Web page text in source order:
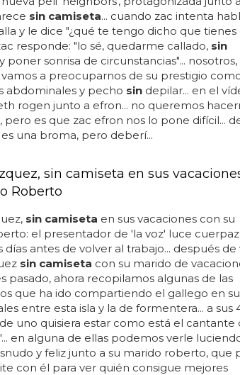
sin camiseta... cuando zac intenta
y le dice "¿qué te tengo dicho que tienes
responde: "lo sé, quedarme callado, sin
y poner sonrisa de circunstancias"...
vamos a preocuparnos de su prestigio
abdominales y pecho sindepilar... en el
rogen junto a efron... no queremos
pero es que zac efron nos lo pone difícil...
una broma, pero deberí...
sin camiseta en sus
Roberto
sin camiseta en sus vacaciones con su
el presentador de 'la voz' luce
días antes de volver al trabajo... después de
sin camiseta con su marido de
pasado, ahora recopilamos algunas de las
que ha ido compartiendo el gallego en
entre esta isla y la de formentera... a sus
uno quisiera estar como está el cantante
en alguna de ellas podemos verle
y feliz junto a su marido roberto, que
con él para ver quién consigue mejores